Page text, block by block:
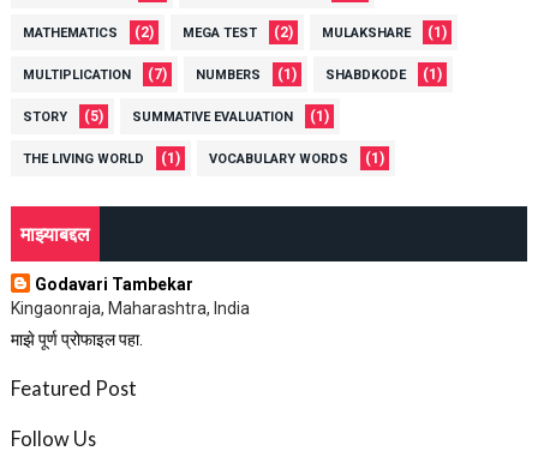
MATHEMATICS (2) MEGA TEST (2) MULAKSHARE (1)
MULTIPLICATION (7) NUMBERS (1) SHABDKODE (1)
STORY (5) SUMMATIVE EVALUATION (1)
THE LIVING WORLD (1) VOCABULARY WORDS (1)
माझ्याबद्दल
Godavari Tambekar
Kingaonraja, Maharashtra, India
माझे पूर्ण प्रोफाइल पहा.
Featured Post
Follow Us